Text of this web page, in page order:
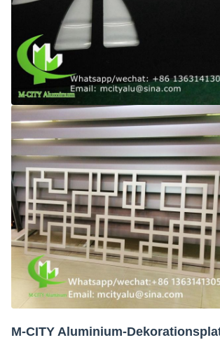
M-CITY Aluminium-